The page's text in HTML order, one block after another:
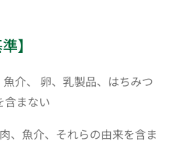
】
介、 卵、乳製品、はちみつ
含まない
、魚介、それらの由来を含ま